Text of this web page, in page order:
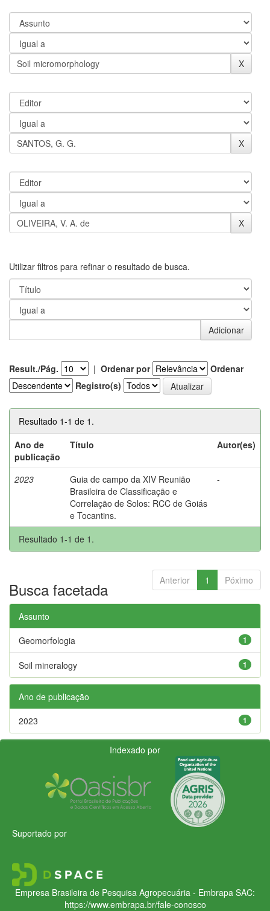
Utilizar filtros para refinar o resultado de busca.
Result./Pág. | Ordenar por
Ordenar
Registro(s)
Resultado 1-1 de 1.
Ano de
publicação
Título Autor(es)
2023
Guia de campo da XIV Reunião
Brasileira de Classificação e
Correlação de Solos: RCC de Goiás
e Tocantins.
-
Resultado 1-1 de 1.
Anterior 1 Póximo
Busca facetada
Assunto
1
Geomorfologia
1
Soil mineralogy
Ano de publicação
1
2023
Indexado por
Suportado por
Empresa Brasileira de Pesquisa Agropecuária - Embrapa SAC:
https://www.embrapa.br/fale-conosco